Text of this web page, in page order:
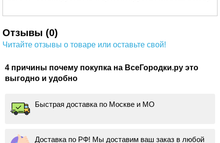
Отзывы (0)
Читайте отзывы о товаре или оставьте свой!
4 причины почему покупка на ВсеГородки.ру это
выгодно и удобно
Быстрая доставка по Москве и МО
Доставка по РФ! Мы доставим ваш заказ в любой